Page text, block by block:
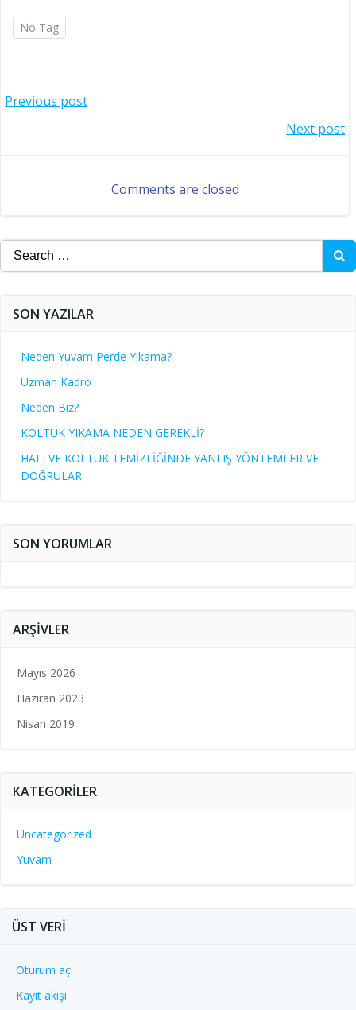
No Tag
Post
Previous post
navigation
Next post
Comments are closed
Search
for:
SON YAZILAR
Neden Yuvam Perde Yıkama?
Uzman Kadro
Neden Biz?
KOLTUK YIKAMA NEDEN GEREKLİ?
HALI VE KOLTUK TEMİZLİĞİNDE YANLIŞ YÖNTEMLER VE
DOĞRULAR
SON YORUMLAR
ARŞIVLER
Mayıs 2026
Haziran 2023
Nisan 2019
KATEGORILER
Uncategorized
Yuvam
ÜST VERI
Oturum aç
Kayıt akışı